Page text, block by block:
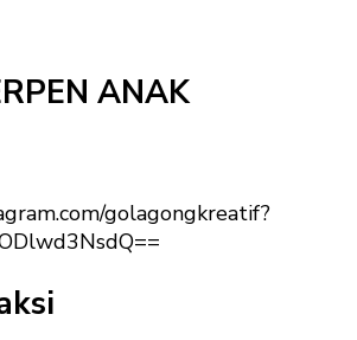
ANAK
golagongkreatif?